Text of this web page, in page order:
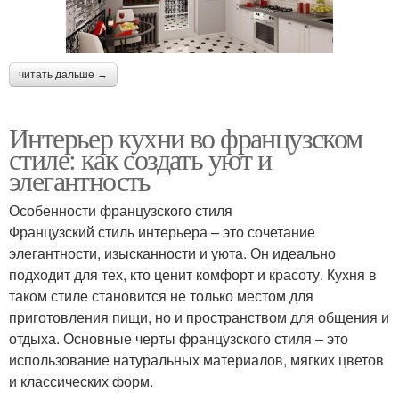
читать дальше →
Интерьер кухни во французском
стиле: как создать уют и
элегантность
Особенности французского стиля
Французский стиль интерьера – это сочетание
элегантности, изысканности и уюта. Он идеально
подходит для тех, кто ценит комфорт и красоту. Кухня в
таком стиле становится не только местом для
приготовления пищи, но и пространством для общения и
отдыха. Основные черты французского стиля – это
использование натуральных материалов, мягких цветов
и классических форм.